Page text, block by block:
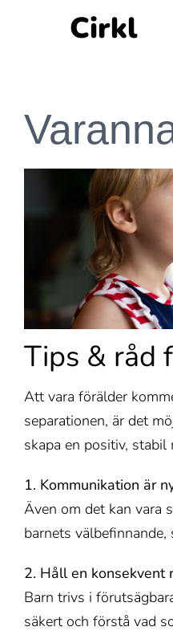
Cirkl
Tips & råd
Att vara förälder
separationen, är det
skapa en positiv,
1. Kommunikation är
Även om det kan vara
barnets
2. Håll en konsekvent
Barn trivs i
säkert och förstå vad